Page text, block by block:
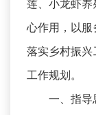
莲、小龙虾
心作用，以
落实乡村振
工作规划。
一、指导